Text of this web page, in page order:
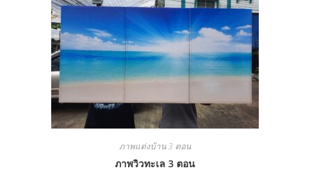
ภาพแต่งบ้าน 3 ตอน
ภาพวิวทะเล 3 ตอน